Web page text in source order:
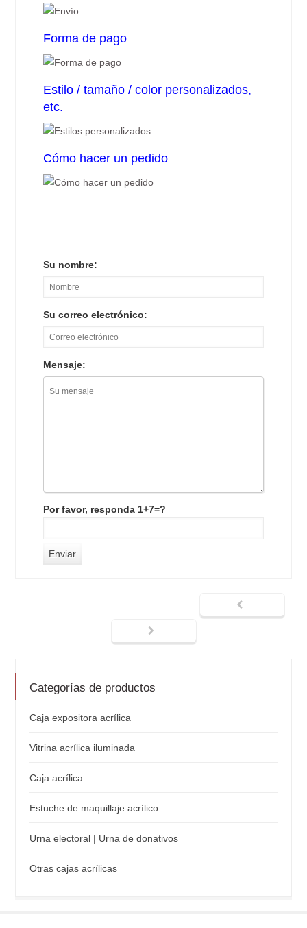
Forma de pago
Estilo / tamaño / color personalizados,
etc.
Cómo hacer un pedido
Su nombre:
Su correo electrónico:
Mensaje:
Por favor, responda 1+7=?
Categorías de productos
Caja expositora acrílica
Vitrina acrílica iluminada
Caja acrílica
Estuche de maquillaje acrílico
Urna electoral | Urna de donativos
Otras cajas acrílicas